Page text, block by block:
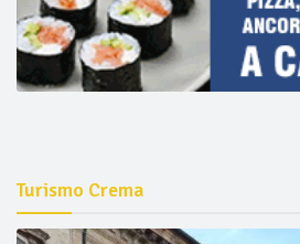
Turismo Crema